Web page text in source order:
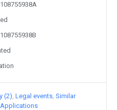
(2) Legal events Similar
Applications